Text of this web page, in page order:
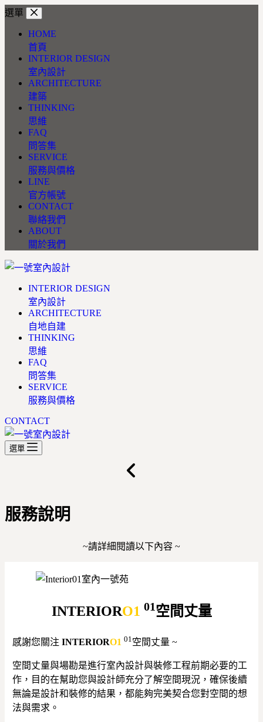
跳
選單
HOME
首頁
INTERIOR DESIGN
室內設計
ARCHITECTURE
建築
THINKING
思維
FAQ
問答集
SERVICE
服務與價格
LINE
官方帳號
CONTACT
聯絡我們
ABOUT
關於我們
INTERIOR DESIGN
室內設計
ARCHITECTURE
自地自建
THINKING
思維
FAQ
問答集
SERVICE
服務與價格
CONTACT
選單
服務說明
~請詳細閱讀以下內容 ~
INTERIORO1 01空間丈量
感謝您關注 INTERIORO1 01空間丈量 ~
空間丈量與場勘是進行室內設計與裝修工程前期必要的工
作，目的在幫助您與設計師充分了解空間現況，確保後續
無論是設計和裝修的結果，都能夠完美契合您對空間的想
法與需求。